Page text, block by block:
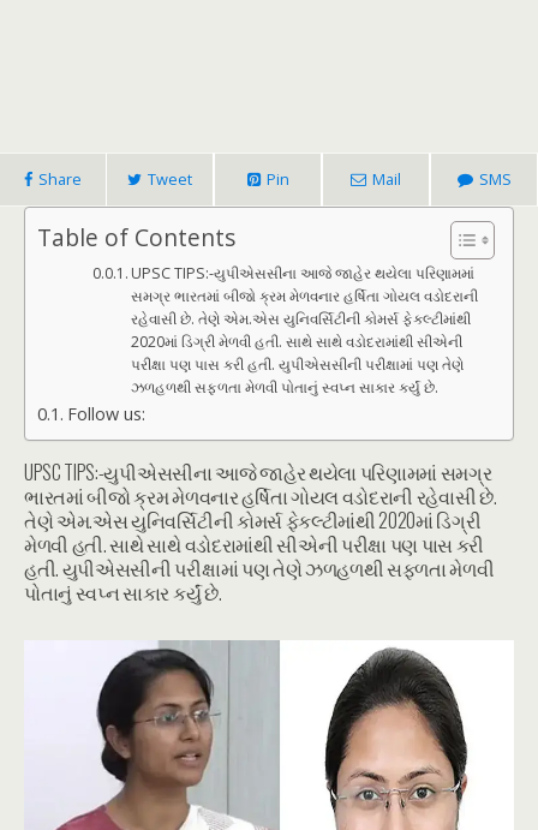
Share Tweet Pin Mail SMS
Table of Contents
UPSC TIPS:-યુપીએસસીના આજે જાહેર થયેલા પરિણામમાં
સમગ્ર ભારતમાં બીજો ક્રમ મેળવનાર હર્ષિતા ગોયલ વડોદરાની
રહેવાસી છે. તેણે એમ.એસ યુનિવર્સિટીની કોમર્સ ફેકલ્ટીમાંથી
2020માં ડિગ્રી મેળવી હતી. સાથે સાથે વડોદરામાંથી સીએની
પરીક્ષા પણ પાસ કરી હતી. યુપીએસસીની પરીક્ષામાં પણ તેણે
ઝળહળથી સફળતા મેળવી પોતાનું સ્વપ્ન સાકાર કર્યું છે.
Follow us:
UPSC TIPS:-યુપીએસસીના આજે જાહેર થયેલા પરિણામમાં સમગ્ર
ભારતમાં બીજો ક્રમ મેળવનાર હર્ષિતા ગોયલ વડોદરાની રહેવાસી છે.
તેણે એમ.એસ યુનિવર્સિટીની કોમર્સ ફેકલ્ટીમાંથી 2020માં ડિગ્રી
મેળવી હતી. સાથે સાથે વડોદરામાંથી સીએની પરીક્ષા પણ પાસ કરી
હતી. યુપીએસસીની પરીક્ષામાં પણ તેણે ઝળહળથી સફળતા મેળવી
પોતાનું સ્વપ્ન સાકાર કર્યું છે.